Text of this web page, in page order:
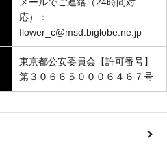
応）：
flower_c@msd.biglobe.ne.jp
東京都公安委員会【許可番号】
第３０６６５０００６４６７号